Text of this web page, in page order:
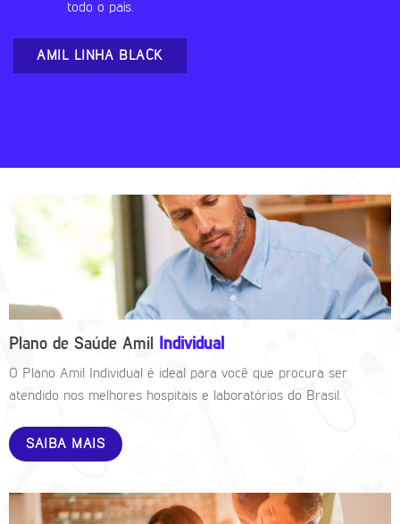
todo o país.
AMIL LINHA BLACK
Plano de Saúde Amil Individual
O Plano Amil Individual é ideal para você que procura ser
atendido nos melhores hospitais e laboratórios do Brasil.
SAIBA MAIS